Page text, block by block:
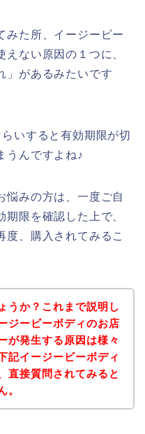
みた所、イージービー
ない原因の１つに、
」があるみたいです
いすると有効期限が切
うんですよね♪
悩みの方は、一度ご自
限を確認した上で、
度、購入されてみるこ
うか？これまで説明し
ジービーボディのお店
が発生する原因は様々
記イージービーボディ
直接質問されてみると
。